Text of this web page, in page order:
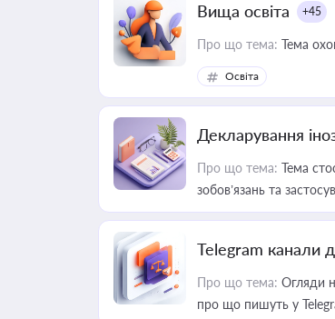
Вища освіта +45
Про що тема: Тема
Освіта
Декларування
Про що тема: Тема
зобов’язань та
Telegram канали
Про що тема: Огляди
про що пишуть у